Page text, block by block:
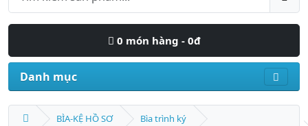
0 món hàng - 0đ
Danh mục
BÌA-KỆ HỒ SƠ
Bìa trình ký